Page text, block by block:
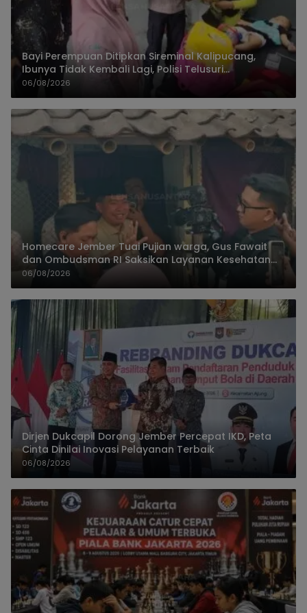
Bayi Perempuan Ditipkan Sireminal Kalipucang,
Ibunya Tidak Kembali Lagi, Polisi Telusuri
Keberadaan Orang Tua
06/08/2026
Homecare Jember Tuai Pujian warga, Gus Fawait
dan Ombudsman RI Saksikan Layanan Kesehatan
Rumah Pasien
06/08/2026
Dirjen Dukcapil Dorong Jember Percepat IKD, Peta
Cinta Dinilai Inovasi Pelayanan Terbaik
06/08/2026